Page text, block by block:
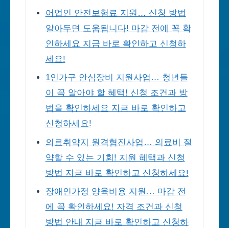
어업인 안전보험료 지원… 신청 방법
알아두면 도움됩니다! 마감 전에 꼭 확
인하세요 지금 바로 확인하고 신청하
세요!
1인가구 안심장비 지원사업… 청년들
이 꼭 알아야 할 혜택! 신청 조건과 방
법을 확인하세요 지금 바로 확인하고
신청하세요!
의료취약지 원격협진사업… 의료비 절
약할 수 있는 기회! 지원 혜택과 신청
방법 지금 바로 확인하고 신청하세요!
장애인가정 양육비용 지원… 마감 전
에 꼭 확인하세요! 자격 조건과 신청
방법 안내 지금 바로 확인하고 신청하